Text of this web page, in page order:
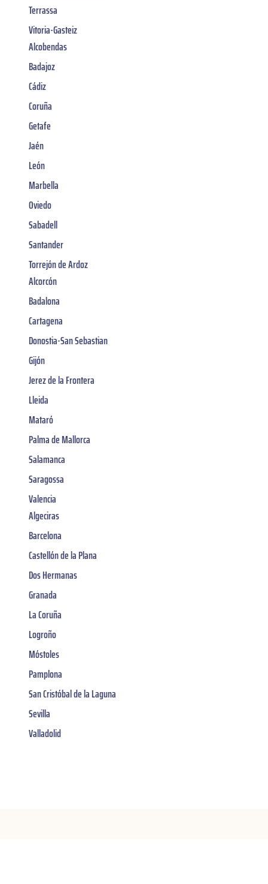
Terrassa
Vitoria-Gasteiz
Alcobendas
Badajoz
Cádiz
Coruña
Getafe
Jaén
León
Marbella
Oviedo
Sabadell
Santander
Torrejón de Ardoz
Alcorcón
Badalona
Cartagena
Donostia-San Sebastian
Gijón
Jerez de la Frontera
Lleida
Mataró
Palma de Mallorca
Salamanca
Saragossa
Valencia
Algeciras
Barcelona
Castellón de la Plana
Dos Hermanas
Granada
La Coruña
Logroño
Móstoles
Pamplona
San Cristóbal de la Laguna
Sevilla
Valladolid